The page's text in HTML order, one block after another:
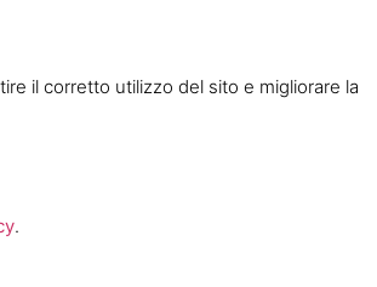
il corretto utilizzo del sito e migliorare la
.